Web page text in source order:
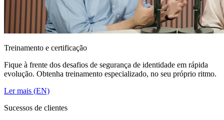
Treinamento e certificação
Fique à frente dos desafios de segurança de identidade em rápida
evolução. Obtenha treinamento especializado, no seu próprio ritmo.
Ler mais (EN)
Sucessos de clientes